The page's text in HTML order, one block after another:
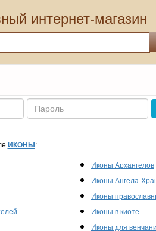
интернет-магазин
Пароль
ИКОНЫ :
Иконы Архангелов
Иконы Ангела-
Иконы
Иконы в киоте
Иконы для